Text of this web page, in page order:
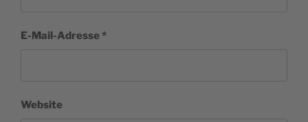
E-Mail-Adresse*
Website